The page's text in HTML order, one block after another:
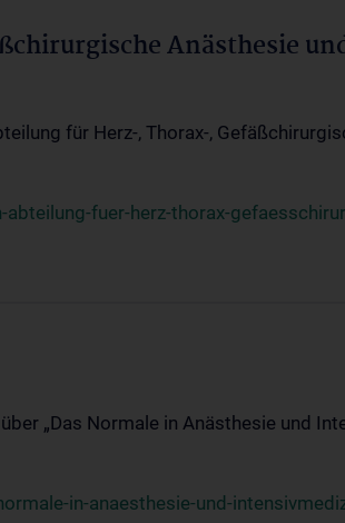
Anästhesie
für Herz-, Thorax-,
fuer-herz-thorax-
„Das Normale in Anästhesie und
in-anaesthesie-und-